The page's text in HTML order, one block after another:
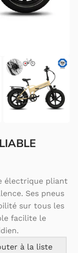
électrique pliant
Ses pneus
sur tous les
facilite le
à la liste